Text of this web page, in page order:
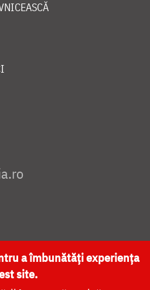
CATEDRALA NAȚIONALĂ
a îmbunătăți experiența
site.